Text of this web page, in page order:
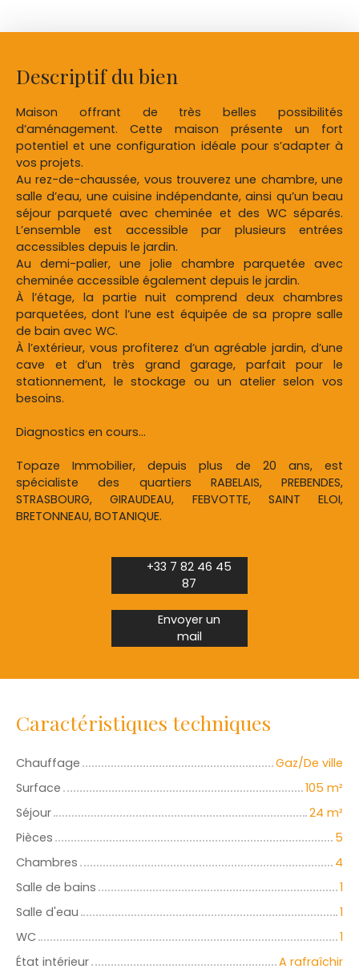
Descriptif du bien
Maison offrant de très belles possibilités
d’aménagement. Cette maison présente un fort
potentiel et une configuration idéale pour s’adapter à
vos projets.
Au rez-de-chaussée, vous trouverez une chambre, une
salle d’eau, une cuisine indépendante, ainsi qu’un beau
séjour parqueté avec cheminée et des WC séparés.
L’ensemble est accessible par plusieurs entrées
accessibles depuis le jardin.
Au demi-palier, une jolie chambre parquetée avec
cheminée accessible également depuis le jardin.
À l’étage, la partie nuit comprend deux chambres
parquetées, dont l’une est équipée de sa propre salle
de bain avec WC.
À l’extérieur, vous profiterez d’un agréable jardin, d’une
cave et d’un très grand garage, parfait pour le
stationnement, le stockage ou un atelier selon vos
besoins.
Diagnostics en cours...
Topaze Immobilier, depuis plus de 20 ans, est
spécialiste des quartiers RABELAIS, PREBENDES,
STRASBOURG, GIRAUDEAU, FEBVOTTE, SAINT ELOI,
BRETONNEAU, BOTANIQUE.
+33 7 82 46 45
87
Envoyer un
mail
Caractéristiques techniques
Chauffage
Gaz/De ville
Surface
105 m²
Séjour
24 m²
Pièces
5
Chambres
4
Salle de bains
1
Salle d'eau
1
WC
1
État intérieur
A rafraîchir